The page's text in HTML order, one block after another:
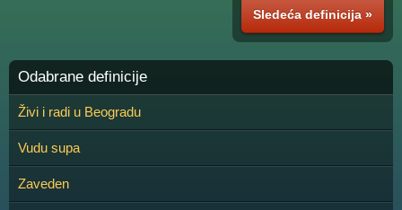
Sledeća definicija »
Odabrane definicije
Živi i radi u Beogradu
Vudu supa
Zaveden